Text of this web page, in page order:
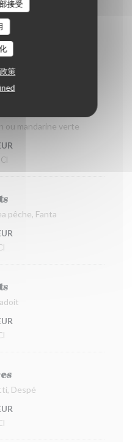
接受
策
rosés et rouges à
consulter
ou mandarine verte
pêche, Fanta
Despé